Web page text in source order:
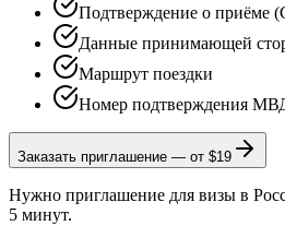
Подтверждение о приёме
Данные принимающей
Маршрут поездки
Номер подтверждения
Заказать приглашение — от $19
Нужно приглашение для визы в
5 минут.